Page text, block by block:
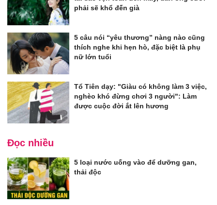
phải sẽ khổ đến già
5 câu nói “yêu thương” nàng nào cũng
thích nghe khi hẹn hò, đặc biệt là phụ
nữ lớn tuổi
Tổ Tiên dạy: "Giàu có không làm 3 việc,
nghèo khó đừng chơi 3 người": Làm
được cuộc đời ắt lên hương
Đọc nhiều
5 loại nước uống vào để dưỡng gan,
thải độc